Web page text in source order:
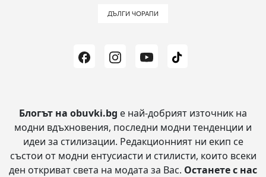
ДЪЛГИ ЧОРАПИ
Блогът на obuvki.bg е най-добрият източник на
модни вдъхновения, последни модни тенденции и
идеи за стилизации. Редакционният ни екип се
състои от модни ентусиасти и стилисти, които всеки
ден откриват света на модата за Вас. Останете с нас